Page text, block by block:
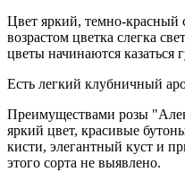
Цвет яркий, темно-
возрастом цветка слегка
цветы начинаются казаться
Есть легкий клубничный
Преимуществами розы
яркий цвет, красивые
кисти, элегантный куст и
этого сорта не выявлено.